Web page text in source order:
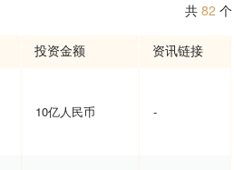
共 82 个
投资金额 资讯链接
10亿人民币 -